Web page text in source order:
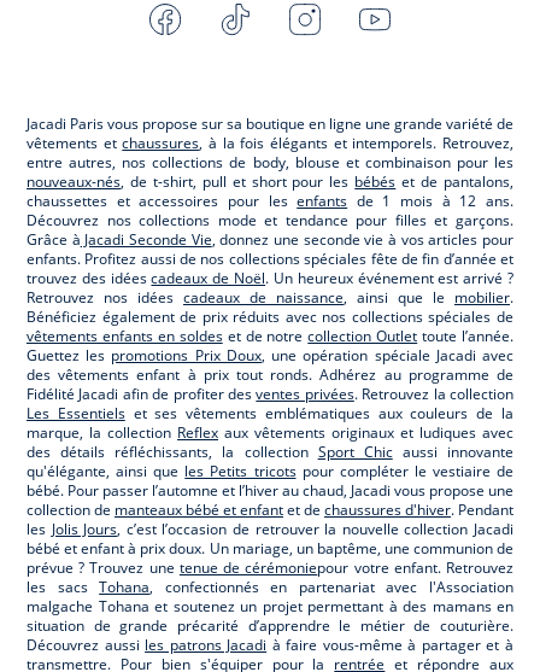
Facebook Tiktok InstagramYoutube
Jacadi Paris vous propose sur sa boutique en ligne une grande variété de
vêtements etchaussures, à la fois élégants et intemporels. Retrouvez,
entre autres, nos collections de body, blouse et combinaison pour les
nouveaux-nés, de t-shirt, pull et short pour les bébés et de pantalons,
chaussettes et accessoires pour lesenfants de 1 mois à 12 ans.
Découvrez nos collections mode et tendance pour filles et garçons.
Grâce à Jacadi Seconde Vie, donnez une seconde vie à vos articles pour
enfants. Profitez aussi de nos collections spéciales fête de fin d’année et
trouvez des idéescadeaux de Noël. Un heureux événement est arrivé ?
Retrouvez nos idées cadeaux de naissance, ainsi que le mobilier.
Bénéficiez également de prix réduits avec nos collections spéciales de
vêtements enfants en soldeset de notrecollection Outlet toute l’année.
Guettez les promotions Prix Doux, une opération spéciale Jacadi avec
des vêtements enfant à prix tout ronds. Adhérez au programme de
Fidélité Jacadi afin de profiter desventes privées. Retrouvez la collection
Les Essentielset ses vêtements emblématiques aux couleurs de la
marque, la collection Reflex aux vêtements originaux et ludiques avec
des détails réfléchissants, la collection Sport Chicaussi innovante
qu'élégante, ainsi que les Petits tricotspour compléter le vestiaire de
bébé. Pour passer l’automne et l’hiver au chaud, Jacadi vous propose une
collection de manteaux bébé et enfantet de chaussures d'hiver. Pendant
les Jolis Jours, c’est l’occasion de retrouver la nouvelle collection Jacadi
bébé et enfant à prix doux. Un mariage, un baptême, une communion de
prévue ? Trouvez une tenue de cérémoniepour votre enfant. Retrouvez
les sacsTohana, confectionnés en partenariat avec l'Association
malgache Tohana et soutenez un projet permettant à des mamans en
situation de grande précarité d’apprendre le métier de couturière.
Découvrez aussi les patrons Jacadi à faire vous-même à partager et à
transmettre. Pour bien s'équiper pour la rentrée et répondre aux